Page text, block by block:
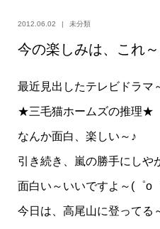
2012.06.02 未分類
今の楽しみは、これ
最近見出したテレビドラマ
★三毛猫ホームズの推理★
なんか面白、楽しい～♪
引き続き、嵐の勝手にしや
面白い～いいですよ～(゜o
今日は、高尾山に登ってる